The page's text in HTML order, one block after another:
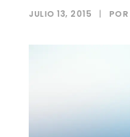
JULIO 13, 2015 | POR